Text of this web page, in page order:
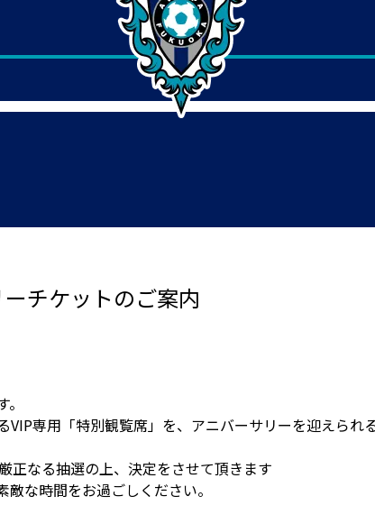
チケットのご案内
専用「特別観覧席」を、アニバーサリーを迎えられ
正なる抽選の上、決定をさせて頂きます
な時間をお過ごしください。